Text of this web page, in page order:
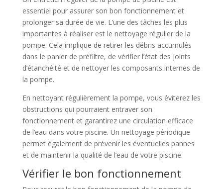
essentiel pour assurer son bon fonctionnement et
prolonger sa durée de vie. L’une des tâches les plus
importantes à réaliser est le nettoyage régulier de la
pompe. Cela implique de retirer les débris accumulés
dans le panier de préfiltre, de vérifier l’état des joints
d’étanchéité et de nettoyer les composants internes de
la pompe.
En nettoyant régulièrement la pompe, vous éviterez les
obstructions qui pourraient entraver son
fonctionnement et garantirez une circulation efficace
de l’eau dans votre piscine. Un nettoyage périodique
permet également de prévenir les éventuelles pannes
et de maintenir la qualité de l’eau de votre piscine.
Vérifier le bon fonctionnement